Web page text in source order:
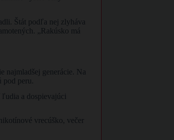
Štát podľa nej zlyháva
„Rakúsko má
najmladšej generácie. Na
peru.
a dospievajúci
vrecúško, večer